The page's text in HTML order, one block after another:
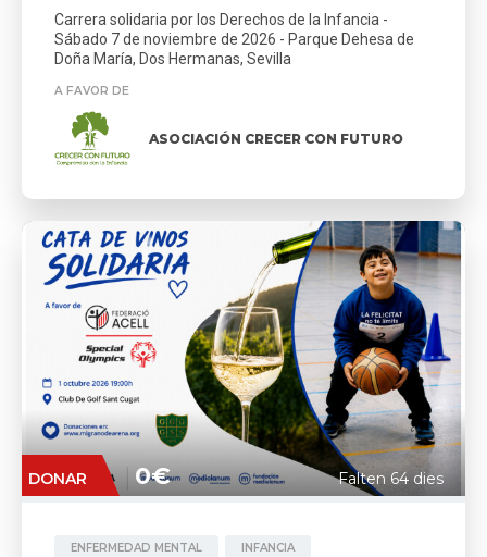
Carrera solidaria por los Derechos de la Infancia -
Sábado 7 de noviembre de 2026 - Parque Dehesa de
Doña María, Dos Hermanas, Sevilla
A FAVOR DE
ASOCIACIÓN CRECER CON FUTURO
DONAR 0€ Falten 64 dies
ENFERMEDAD MENTAL INFANCIA